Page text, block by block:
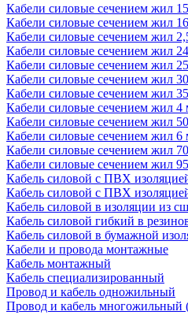
Кабели силовые сечением жил
Кабели силовые сечением жил
Кабели силовые сечением жил
Кабели силовые сечением жил
Кабели силовые сечением жил
Кабели силовые сечением жил
Кабели силовые сечением жил
Кабели силовые сечением жил 4
Кабели силовые сечением жил
Кабели силовые сечением жил 6
Кабели силовые сечением жил
Кабели силовые сечением жил
Кабель силовой с ПВХ
Кабель силовой с ПВХ
Кабель силовой в изоляции из
Кабель силовой гибкий в
Кабель силовой в бумажной
Кабели и провода монтажные
Кабель монтажный
Кабель специализированный
Провод и кабель одножильный
Провод и кабель многожильный